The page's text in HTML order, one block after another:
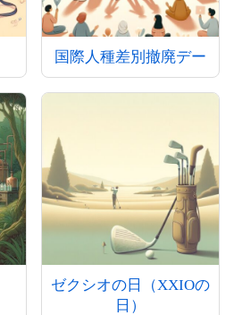
国際人種差別撤廃デー
ゼクシオの日（XXIOの
日）